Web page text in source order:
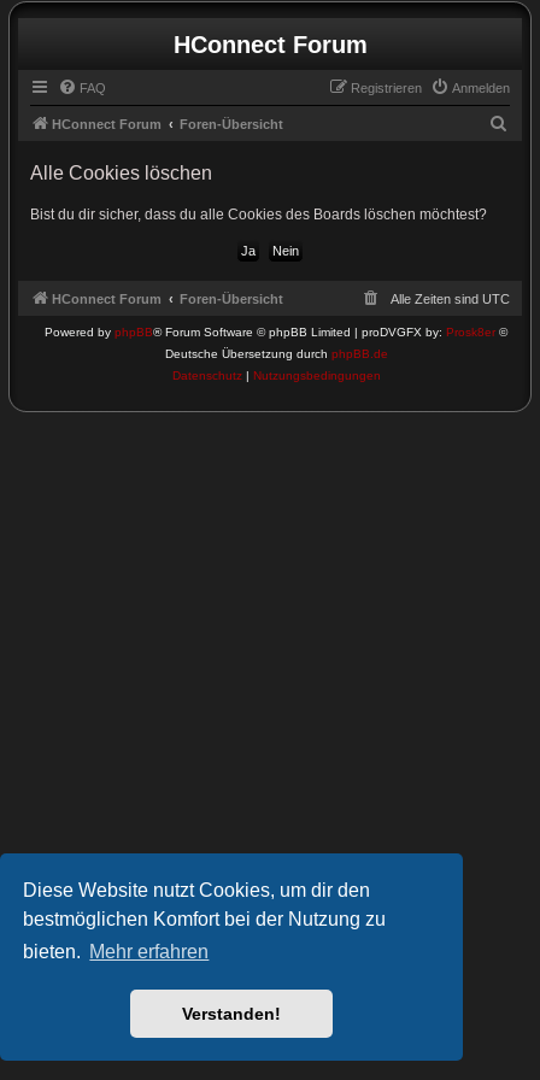
Diese Website nutzt Cookies, um dir den
bestmöglichen Komfort bei der Nutzung zu
bieten. Mehr erfahren
Verstanden!
HConnect Forum
FAQ Anmelden
Registrieren
HConnect Forum Foren-Übersicht
Alle Cookies löschen
Bist du dir sicher, dass du alle Cookies des Boards löschen möchtest?
HConnect Forum Foren-Übersicht Alle Zeiten sind UTC
Powered by phpBB® Forum Software © phpBB Limited | proDVGFX by: Prosk8er ©
Deutsche Übersetzung durch phpBB.de
Datenschutz| Nutzungsbedingungen